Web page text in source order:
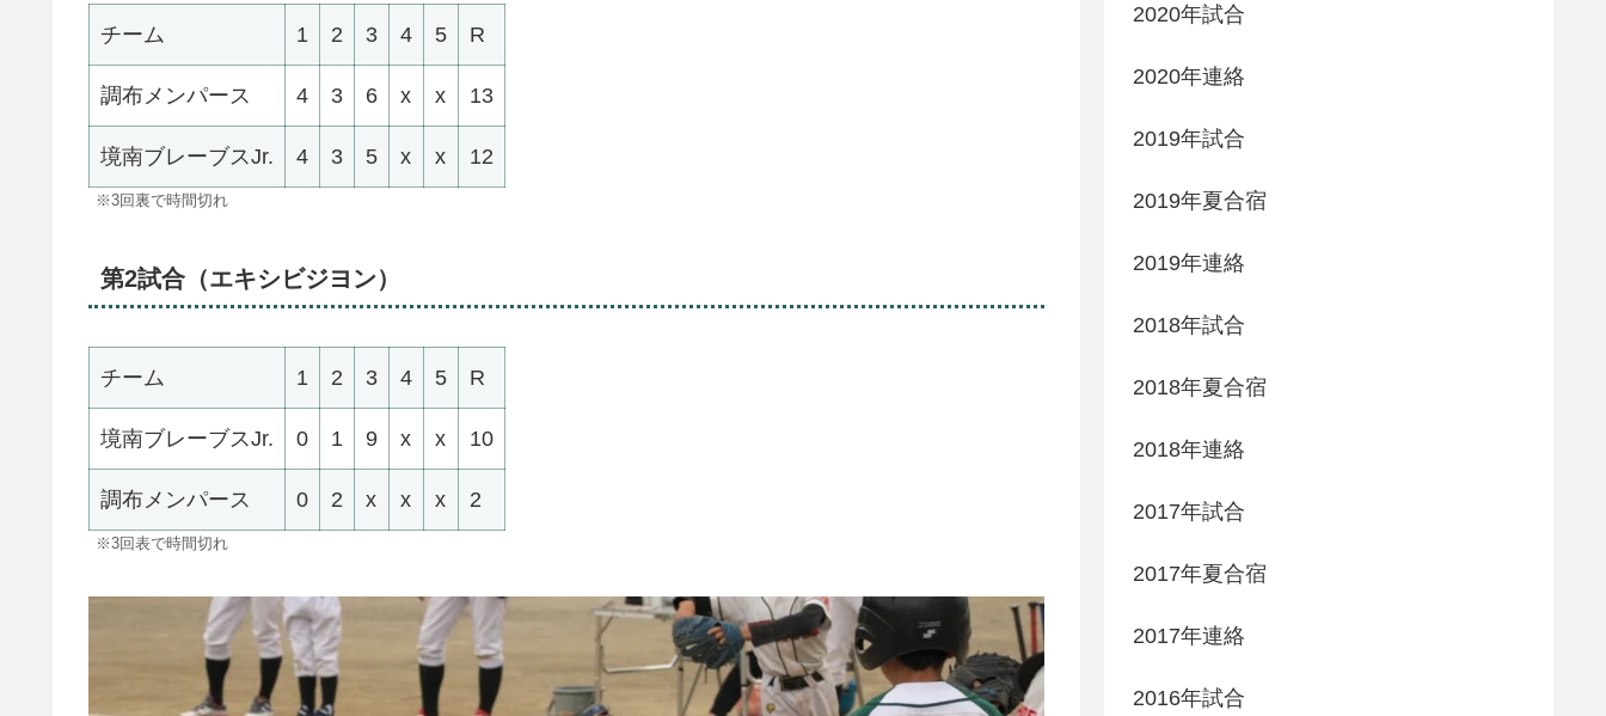
チーム 1 2 3 4 5 R
調布メンパース 4 3 6 x x 13
境南ブレーブスJr. 4 3 5 x x 12
※3回裏で時間切れ
第2試合（エキシビジヨン）
チーム 1 2 3 4 5 R
境南ブレーブスJr. 0 1 9 x x 10
調布メンパース 0 2 x x x 2
※3回表で時間切れ
2020年試合
2020年連絡
2019年試合
2019年夏合宿
2019年連絡
2018年試合
2018年夏合宿
2018年連絡
2017年試合
2017年夏合宿
2017年連絡
2016年試合